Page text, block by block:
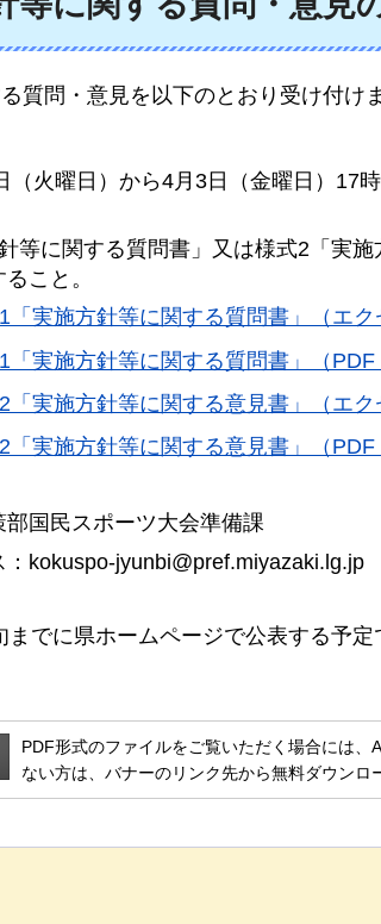
質問・意見を以下のとおり受け付けま
（火曜日）から4月3日（金曜日）17
等に関する質問書」又は様式2「実
こと。
「実施方針等に関する質問書」（エク
「実施方針等に関する質問書」（PDF
「実施方針等に関する意見書」（エク
「実施方針等に関する意見書」（PDF
国民スポーツ大会準備課
：kokuspo-jyunbi@pref.miyazaki.lg.jp
でに県ホームページで公表する予定
PDF形式のファイルをご覧いただく場合には
ない方は、バナーのリンク先から無料ダウンロ